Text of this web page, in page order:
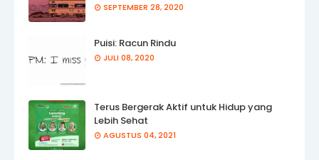
SEPTEMBER 28, 2020
Puisi: Racun Rindu
JULI 08, 2020
Terus Bergerak Aktif untuk Hidup yang
Lebih Sehat
AGUSTUS 04, 2021